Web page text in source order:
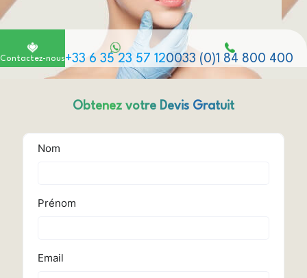
Contactez-nous+33 6 35 23 57 120033 (0)1 84 800 400
Obtenez votre Devis Gratuit